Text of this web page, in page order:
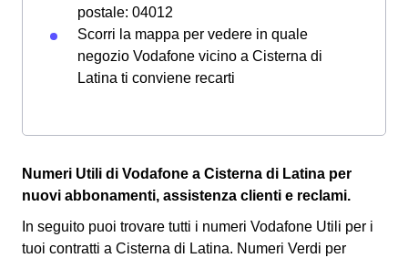
postale: 04012
Scorri la mappa per vedere in quale
negozio Vodafone vicino a Cisterna di
Latina ti conviene recarti
Numeri Utili di Vodafone a Cisterna di Latina per
nuovi abbonamenti, assistenza clienti e reclami.
In seguito puoi trovare tutti i numeri Vodafone Utili per i
tuoi contratti a Cisterna di Latina. Numeri Verdi per